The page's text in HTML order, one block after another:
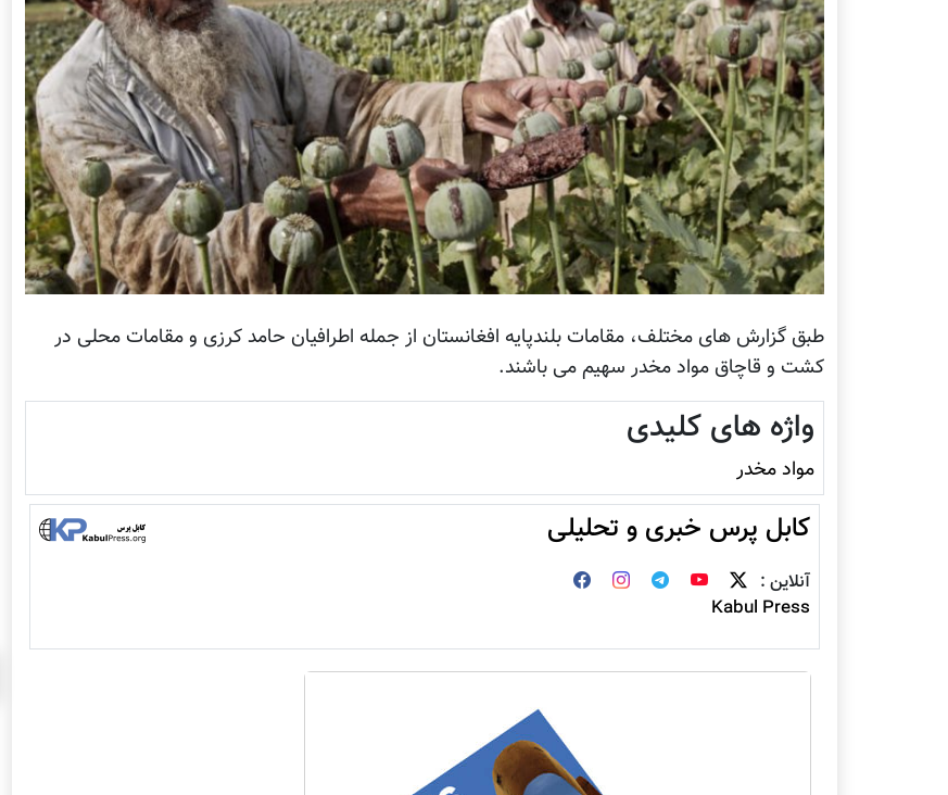
طبق گزارش های مختلف، مقامات بلندپایه افغانستان از جمله اطرافیان حامد کرزی و مقامات محلی در
کشت و قاچاق مواد مخدر سهیم می باشند.
واژه های کلیدی
مواد مخدر
کابل پرس خبری و تحلیلی
آنلاین :
Kabul Press